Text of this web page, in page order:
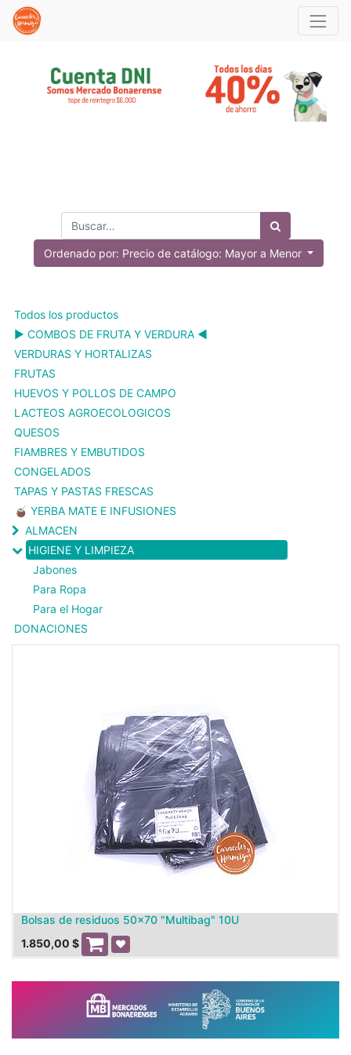
Ordenado por: Precio de catálogo: Mayor a Menor
Todos los productos
▶️ COMBOS DE FRUTA Y VERDURA ◀️
VERDURAS Y HORTALIZAS
FRUTAS
HUEVOS Y POLLOS DE CAMPO
LACTEOS AGROECOLOGICOS
QUESOS
FIAMBRES Y EMBUTIDOS
CONGELADOS
TAPAS Y PASTAS FRESCAS
🧉 YERBA MATE E INFUSIONES
ALMACEN
HIGIENE Y LIMPIEZA
Jabones
Para Ropa
Para el Hogar
DONACIONES
Bolsas de residuos 50x70 "Multibag" 10U
1.850,00 $